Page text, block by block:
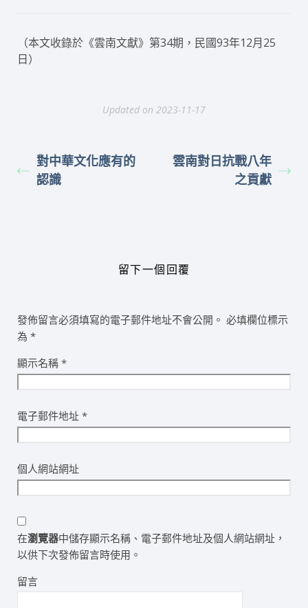
（本文收錄於《雲南文獻》第34期，民國93年12月25
日）
Updated on 2023-11-17
對中華文化應有的
認識
雲南對日抗戰八年
之貢獻
留下一個回覆
發佈留言必須填寫的電子郵件地址不會公開。 必填欄位標示
為 *
顯示名稱 *
電子郵件地址 *
個人網站網址
在瀏覽器中儲存顯示名稱、電子郵件地址及個人網站網址，
以供下次發佈留言時使用。
留言